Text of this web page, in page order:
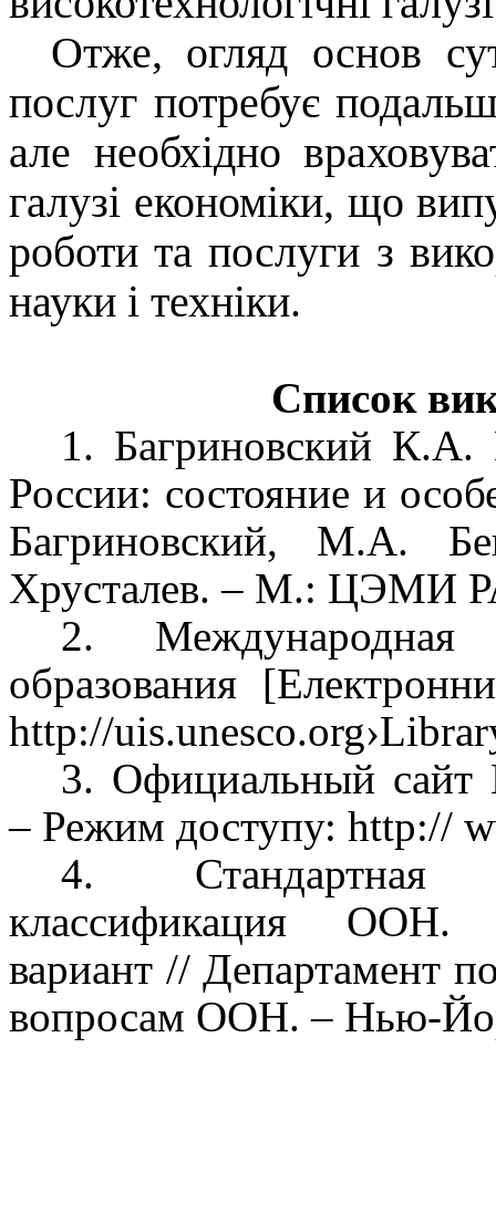
Отже, огляд основ
послуг потребує
але необхідно
галузі економіки, що
роботи та послуги з
науки і техніки.
Список
1. Багриновский К.А.
России: состояние и
Багриновский, М.А.
Хрусталев. – М.: ЦЭМИ
2. Международная
образования
http://
3. Официальный сайт
– Режим доступу: http://
4. Стандартная
классификация ООН.
вариант // Департамент
вопросам ООН. – Нью-